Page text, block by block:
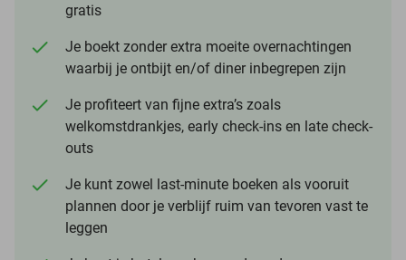
gratis
Je boekt zonder extra moeite overnachtingen
waarbij je ontbijt en/of diner inbegrepen zijn
Je profiteert van fijne extra’s zoals
welkomstdrankjes, early check-ins en late check-
outs
Je kunt zowel last-minute boeken als vooruit
plannen door je verblijf ruim van tevoren vast te
leggen